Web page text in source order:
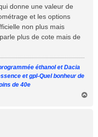
donne une valeur de
et les options
non plus mais
plus de cote mais de
éthanol et Dacia
et gpl-Quel bonheur de
de 40e